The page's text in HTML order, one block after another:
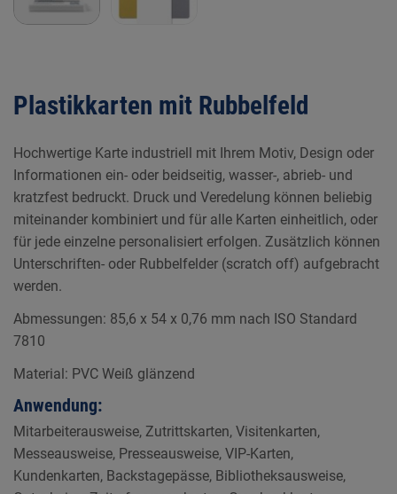
Plastikkarten mit Rubbelfeld
Hochwertige Karte industriell mit Ihrem Motiv, Design oder
Informationen ein- oder beidseitig, wasser-, abrieb- und
kratzfest bedruckt. Druck und Veredelung können beliebig
miteinander kombiniert und für alle Karten einheitlich, oder
für jede einzelne personalisiert erfolgen. Zusätzlich können
Unterschriften- oder Rubbelfelder (scratch off) aufgebracht
werden.
Abmessungen: 85,6 x 54 x 0,76 mm nach ISO Standard
7810
Material: PVC Weiß glänzend
Anwendung:
Mitarbeiterausweise, Zutrittskarten, Visitenkarten,
Messeausweise, Presseausweise, VIP-Karten,
Kundenkarten, Backstagepässe, Bibliotheksausweise,